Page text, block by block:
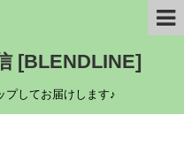
[BLENDLINE]
プしてお届けします♪